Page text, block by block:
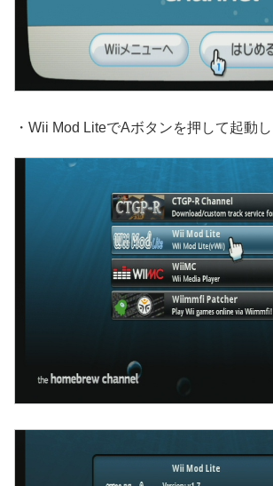
・Wii Mod LiteでAボタンを押して起動し